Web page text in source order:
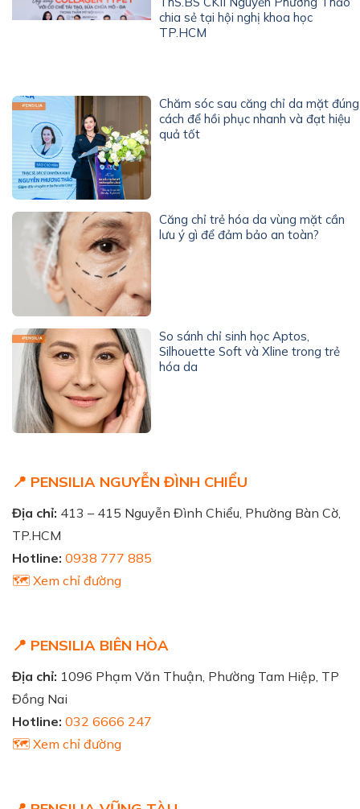
chia sẻ tại hội nghị khoa học
TP.HCM
Chăm sóc sau căng chỉ da mặt đúng
cách để hồi phục nhanh và đạt hiệu
quả tốt
Căng chỉ trẻ hóa da vùng mặt cần
lưu ý gì để đảm bảo an toàn?
So sánh chỉ sinh học Aptos,
Silhouette Soft và Xline trong trẻ
hóa da
📍 PENSILIA NGUYỄN ĐÌNH CHIỂU
Địa chỉ: 413 – 415 Nguyễn Đình Chiểu, Phường Bàn Cờ,
TP.HCM
Hotline: 0938 777 885
🗺️ Xem chỉ đường
📍 PENSILIA BIÊN HÒA
Địa chỉ: 1096 Phạm Văn Thuận, Phường Tam Hiệp, TP
Đồng Nai
Hotline: 032 6666 247
🗺️ Xem chỉ đường